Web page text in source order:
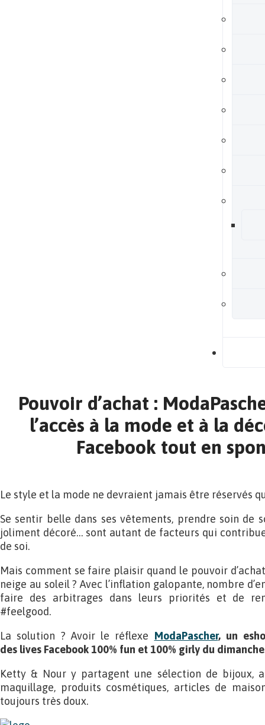
Pouvoir d’achat :
l’accès à la mode et à la
Facebook tout en
Le style et la mode ne devraient jamais être réservés
Se sentir belle dans ses vêtements, prendre soin de
joliment décoré… sont autant de facteurs qui
de soi.
Mais comment se faire plaisir quand le pouvoir
neige au soleil ? Avec l’inflation galopante, nombre
faire des arbitrages dans leurs priorités et de
#feelgood.
La solution ? Avoir le réflexe ModaPascher, un
des lives Facebook 100% fun et 100% girly du
Ketty & Nour y partagent une sélection de bijoux,
maquillage, produits cosmétiques, articles de
toujours très doux.